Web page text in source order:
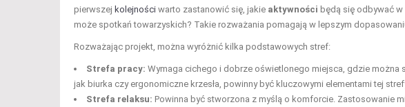
pierwszej kolejności warto zastanowić się, jakie aktywności będą się odbywać w
może spotkań towarzyskich? Takie rozważania pomagają w lepszym
Rozważając projekt, można wyróżnić kilka podstawowych stref:
Strefa pracy: Wymaga cichego i dobrze oświetlonego miejsca, gdzie można
jak biurka czy ergonomiczne krzesła, powinny być kluczowymi elementami tej
Strefa relaksu: Powinna być stworzona z myślą o komforcie. Zastosowanie